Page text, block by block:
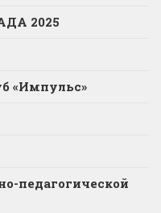
2025
«Импульс»
педагогической